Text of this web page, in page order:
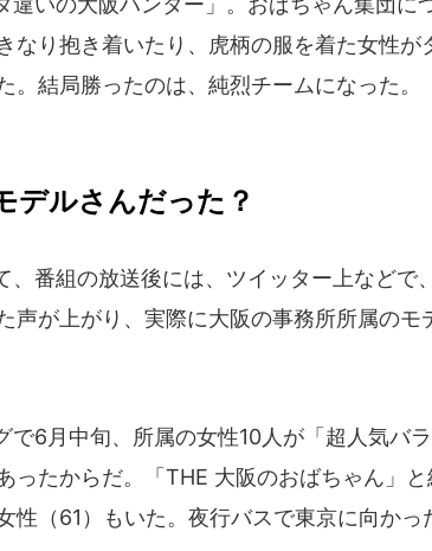
なり抱き着いたり、虎柄の服を着た女性が
。結局勝ったのは、純烈チームになった。
デルさんだった？
番組の放送後には、ツイッター上などで
声が上がり、実際に大阪の事務所所属のモ
6月中旬、所属の女性10人が「超人気バ
ったからだ。「THE 大阪のおばちゃん」と
性（61）もいた。夜行バスで東京に向かっ